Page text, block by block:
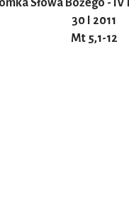
30 I 2011
Mt 5,1-12